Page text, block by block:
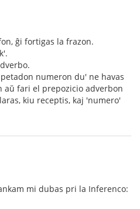
ĝi fortigas la frazon.
numeron du' ne havas
aŭ fari el prepozicio adverbon
kiu receptis, kaj 'numero'
mi dubas pri la Inferenco: